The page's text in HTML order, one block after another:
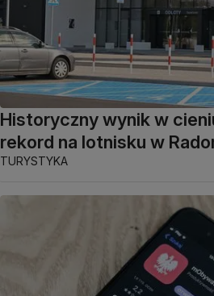
Historyczny wynik w
rekord na lotnisku w
TURYSTYKA